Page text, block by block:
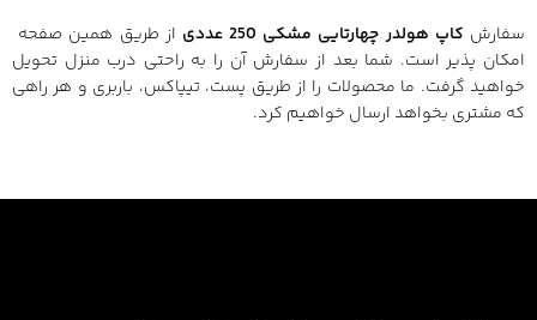
سفارش کاپ هولدر چهارتایی مشکی 250 عددی
از طریق همین صفحه
امکان پذیر است. شما بعد از سفارش آن را به راحتی درب منزل تحویل
خواهید گرفت. ما محصولات را از طریق پست، تیپاکس، باربری و هر راهی
که مشتری بخواهد ارسال خواهیم کرد.